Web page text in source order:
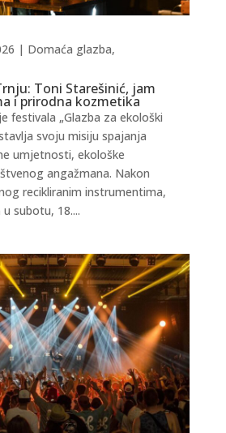
Toni Starešinić, jam
i prirodna kozmetika
| Domaća glazba,
festivala „Glazba za ekološki
svoju misiju spajanja
umjetnosti, ekološke
angažmana. Nakon
recikliranim instrumentima,
subotu, 18....